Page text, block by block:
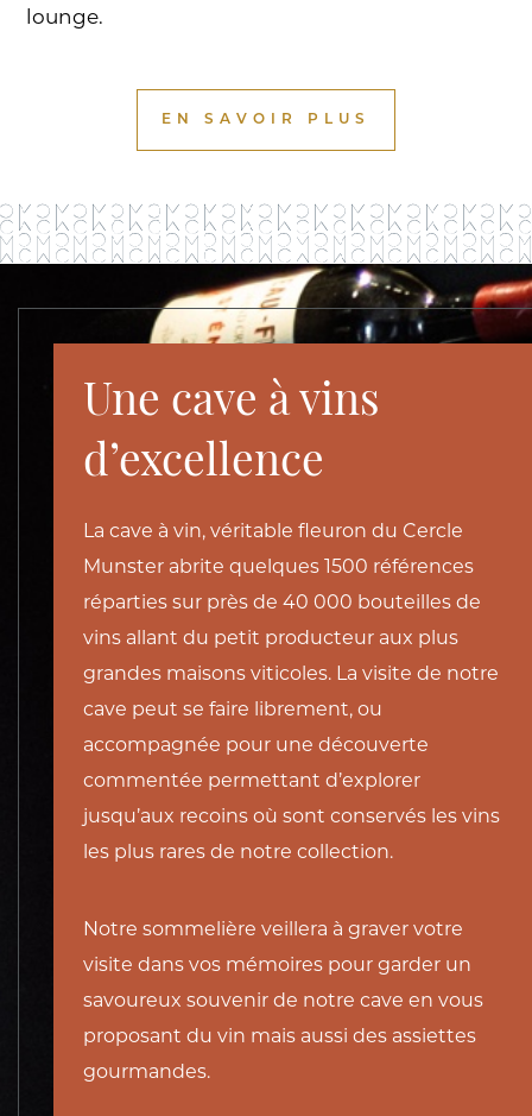
lounge.
EN SAVOIR PLUS
Une cave à vins
d’excellence
La cave à vin, véritable fleuron du Cercle
Munster abrite quelques 1500 références
réparties sur près de 40 000 bouteilles de
vins allant du petit producteur aux plus
grandes maisons viticoles. La visite de notre
cave peut se faire librement, ou
accompagnée pour une découverte
commentée permettant d’explorer
jusqu’aux recoins où sont conservés les vins
les plus rares de notre collection.
Notre sommelière veillera à graver votre
visite dans vos mémoires pour garder un
savoureux souvenir de notre cave en vous
proposant du vin mais aussi des assiettes
gourmandes.